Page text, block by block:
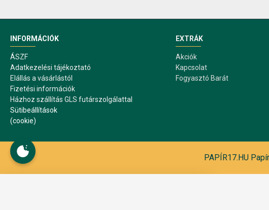
INFORMÁCIÓK
ÁSZF
Adatkezelési tájékoztató
Elállás a vásárlástól
Fizetési információk
Házhoz szállítás GLS futárszolgálattal
Sütibeállítások
(cookie)
EXTRÁK
Akciók
Kapcsolat
Fogyasztó Barát
PAPÍR17.HU